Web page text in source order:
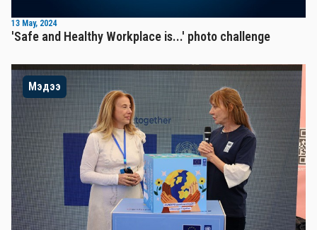
13 May, 2024
'Safe and Healthy Workplace is...' photo challenge
Мэдээ